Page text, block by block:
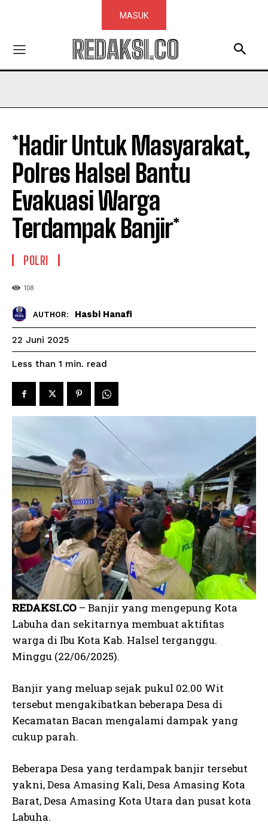
MASUK
REDAKSI.CO
*Hadir Untuk Masyarakat,
Polres Halsel Bantu
Evakuasi Warga
Terdampak Banjir*
POLRI
108
AUTHOR: Hasbi Hanafi
22 Juni 2025
Less than 1 min. read
REDAKSI.CO – Banjir yang mengepung Kota
Labuha dan sekitarnya membuat aktifitas
warga di Ibu Kota Kab. Halsel terganggu.
Minggu (22/06/2025).
Banjir yang meluap sejak pukul 02.00 Wit
tersebut mengakibatkan beberapa Desa di
Kecamatan Bacan mengalami dampak yang
cukup parah.
Beberapa Desa yang terdampak banjir tersebut
yakni, Desa Amasing Kali, Desa Amasing Kota
Barat, Desa Amasing Kota Utara dan pusat kota
Labuha.